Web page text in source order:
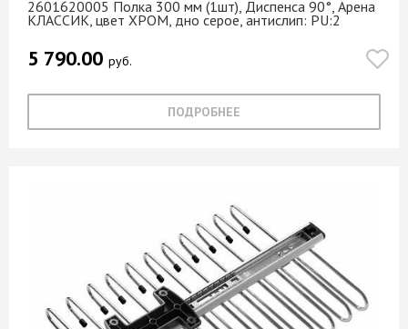
2601620005 Полка 300 мм (1шт), Диспенса 90°, Арена
КЛАССИК, цвет ХРОМ, дно серое, антислип: PU:2
5 790.00 руб.
ПОДРОБНЕЕ